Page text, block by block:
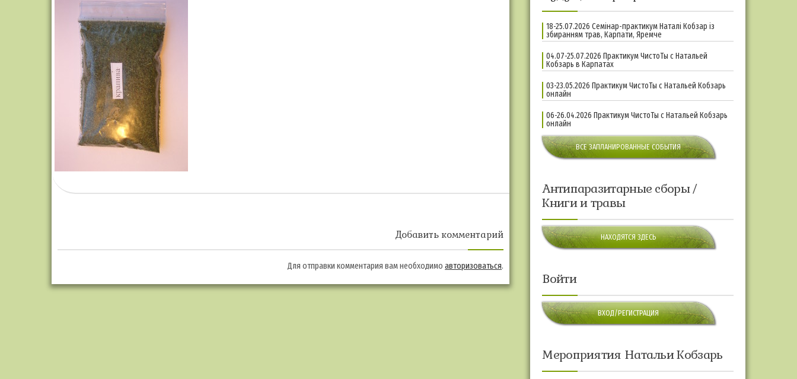
Добавить комментарий
Для отправки комментария вам необходимоавторизоваться.
18-25.07.2026 Семінар-практикум Наталі Кобзар із
збиранням трав, Карпати, Яремче
04.07-25.07.2026 Практикум ЧистоТы с Натальей
Кобзарь в Карпатах
03-23.05.2026 Практикум ЧистоТы с Натальей Кобзарь
онлайн
06-26.04.2026 Практикум ЧистоТы с Натальей Кобзарь
онлайн
ВСЕ ЗАПЛАНИРОВАННЫЕ СОБЫТИЯ
Антипаразитарные сборы /
Книги и травы
НАХОДЯТСЯ ЗДЕСЬ
Войти
ВХОД/РЕГИСТРАЦИЯ
Мероприятия Натальи Кобзарь